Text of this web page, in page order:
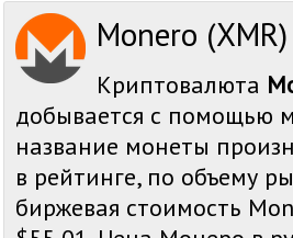
Monero (XMR)
Криптовалюта
добывается с помощью
название монеты
в рейтинге, по объему
биржевая стоимость